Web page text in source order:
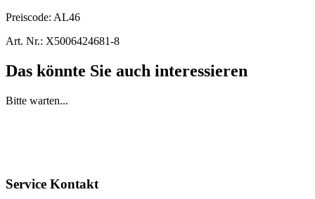
Preiscode: AL46
Art. Nr.: X5006424681-8
Das könnte Sie auch interessieren
Bitte warten...
Service Kontakt